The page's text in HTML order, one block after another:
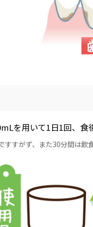
を用いて1日1回、食
すがず、また30分間は飲